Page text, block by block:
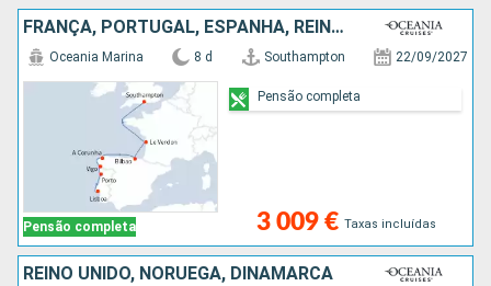
FRANÇA, PORTUGAL, ESPANHA, REINO UNIDO
Pensão completa
Oceania Marina 8 d Southampton 22/09/2027
3 009 € Taxas incluídas
Pensão completa
REINO UNIDO, NORUEGA, DINAMARCA